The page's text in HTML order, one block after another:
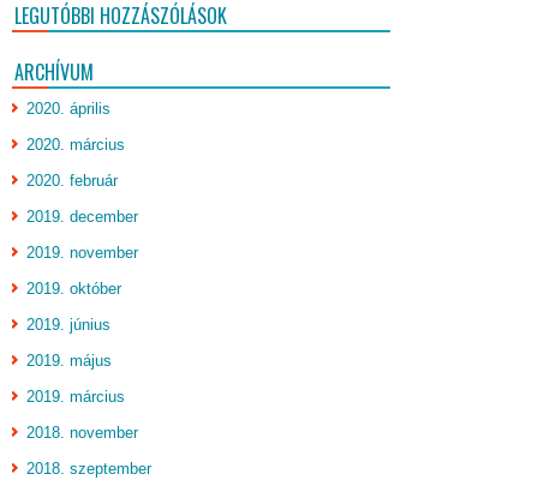
LEGUTÓBBI HOZZÁSZÓLÁSOK
ARCHÍVUM
2020. április
2020. március
2020. február
2019. december
2019. november
2019. október
2019. június
2019. május
2019. március
2018. november
2018. szeptember